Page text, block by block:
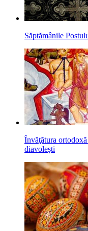
Săptămânile
Învăţătura
diavoleşti